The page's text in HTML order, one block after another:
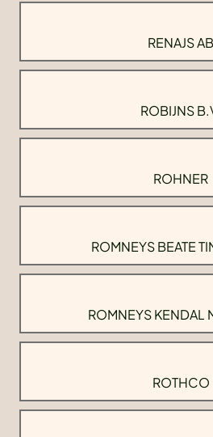
RENAJS AB
ROBIJNS
ROHNER
ROMNEYS BEATE
ROMNEYS KENDAL
ROTHCO